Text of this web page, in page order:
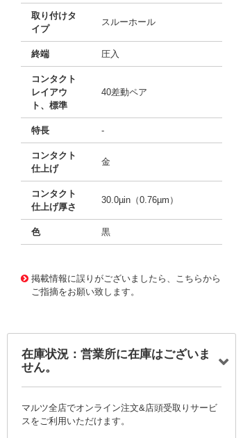
取り付けタ
イプ
スルーホール
終端 圧入
コンタクト
レイアウ
ト、標準
40差動ペア
特長 -
コンタクト
仕上げ
金
コンタクト
仕上げ厚さ
30.0µin（0.76µm）
色 黒
掲載情報に誤りがございましたら、こちらから
ご指摘をお願い致します。
在庫状況：営業所に在庫はございま
せん。
マルツ全店でオンライン注文&店頭受取りサービ
スをご利用いただけます。